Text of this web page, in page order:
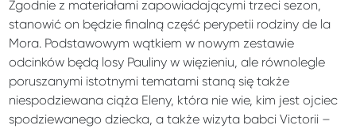
Zgodnie z materiałami zapowiadającymi trzeci sezon,
stanowić on będzie finalną część perypetii rodziny de la
Mora. Podstawowym wątkiem w nowym zestawie
odcinków będą losy Pauliny w więzieniu, ale równolegle
poruszanymi istotnymi tematami staną się także
niespodziewana ciąża Eleny, która nie wie, kim jest ojciec
spodziewanego dziecka, a także wizyta babci Victorii –